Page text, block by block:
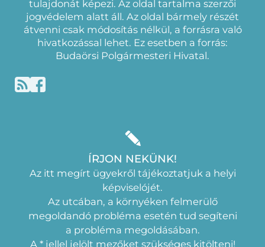
tulajdonát képezi. Az oldal tartalma szerzői
jogvédelem alatt áll. Az oldal bármely részét
átvenni csak módosítás nélkül, a forrásra való
hivatkozással lehet. Ez esetben a forrás:
Budaörsi Polgármesteri Hivatal.
ÍRJON NEKÜNK!
Az itt megírt ügyekről tájékoztatjuk a helyi
képviselójét.
Az utcában, a környéken felmerülő
megoldandó probléma esetén tud segíteni
a probléma megoldásában.
A * jellel jelölt mezőket szükséges kitölteni!